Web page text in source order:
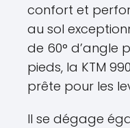
confort et
au sol
de 60° d’angle
pieds, la KTM
prête pour les
Il se dégage